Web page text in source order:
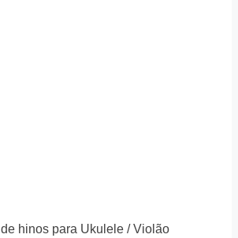
hinos para Ukulele / Violão